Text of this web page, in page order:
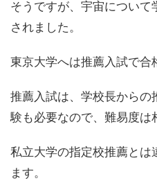
そうですが、宇宙につい
されました。
東京大学へは推薦入試で合
推薦入試は、学校長から
験も必要なので、難易度は
私立大学の指定校推薦とは
ます。